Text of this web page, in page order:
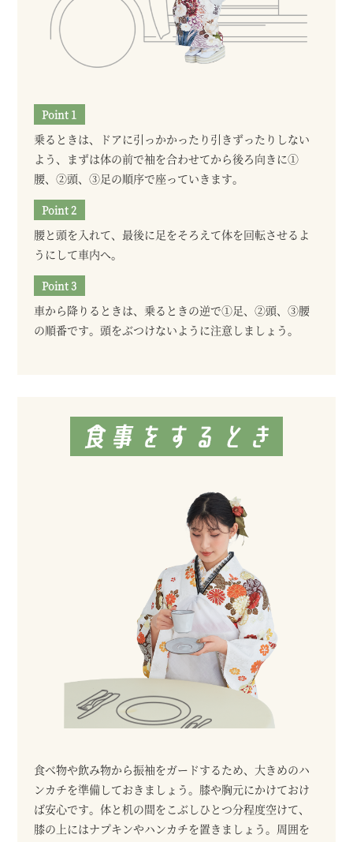
乗るときは、ドアに引っかかったり引きずったりしない
よう、まずは体の前で袖を合わせてから後ろ向きに①
腰、②頭、③足の順序で座っていきます。
腰と頭を入れて、最後に足をそろえて体を回転させるよ
うにして車内へ。
車から降りるときは、乗るときの逆で①足、②頭、③腰
の順番です。頭をぶつけないように注意しましょう。
食べ物や飲み物から振袖をガードするため、大きめのハ
ンカチを準備しておきましょう。膝や胸元にかけておけ
ば安心です。体と机の間をこぶしひとつ分程度空けて、
膝の上にはナプキンやハンカチを置きましょう。周囲を